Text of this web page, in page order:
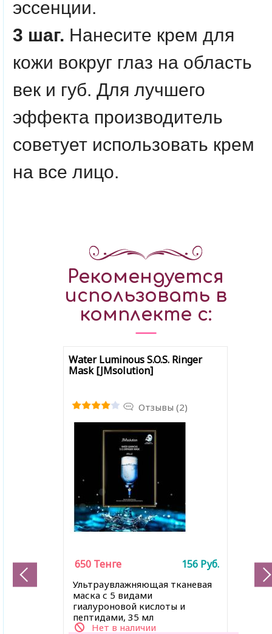
эссенции.
3 шаг. Нанесите крем для
кожи вокруг глаз на область
век и губ. Для лучшего
эффекта производитель
советует использовать крем
на все лицо.
Рекомендуется
использовать в
комплекте с:
Water Luminous S.O.S. Ringer
Mask [JMsolution]
Отзывы (2)
Ультраувлажняющая тканевая
маска с 5 видами
гиалуроновой кислоты и
пептидами, 35 мл
Нет в наличии
650 Тенге 156 Руб.